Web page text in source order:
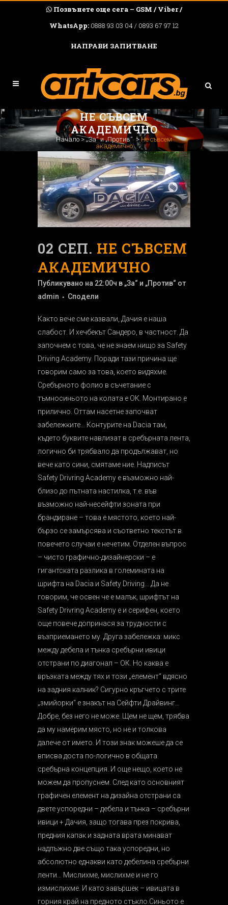
Позвънете още сега – GSM / Viber /
WhatsApp: 0888 93 03 04 / 0893 67 97 12
НАПРАВИ ЗАПИТВАНЕ
НЕ СЪВСЕМ
АКАДЕМИЧНО
Начало >„За“ и „Против“ >Не съвсем
академично
02 СЕП. НЕ СЪВСЕМ
АКАДЕМИЧНО
Публикувано на 22:00ч в „За“ и „Против“ от
admin
Сподели
Както вече сме казвали, Дачия е наша
слабост. И хечбекът Сандеро, в частност. Да
започнем с това, че не знаем нищо за Safety
Driving Academy. Поради тази причина ще
говорим само за това, което видяхме.
Сребърното фолио в съчетание с
тъмносиньото на колата е ОК. Монтирано е
прилично. Оттам насетне започват
забележките… Контурите на Dacia там,
където буквите навлизат в сребърната лента,
логично би трябвало да продължават, но
вече като сини, смятаме ние. Надписът
Safety Drivring Academy е възможно най-
близо до пътната настилка, т.е. във
възможно най-несейфти зоната при
брандиране – това е мястото, което най-
бързо се замърсява и съответно текстът в
повечето случаи е нечетим. Отделен въпрос
– чисто графично-дизайнерски – е
гигантската разлика в големината на
шрифта на Dacia и Safety Driving… Да не
говорим, че освен че е малък, шрифтът на
Safety Drivring Academy е и серифен, което
още повече допринася за трудности с
възприемането му. Друга забележка: микс
между дебела и тънка сребърни ивици
отстрани по диагонал – ОК. Но каква е
връзката между тях и този „елемент“ вдясно
на задния калник? Сигурно кръгчето с трите
„змийорки“ е знакът на Сейфти Драйвинг…
Добре, без него не може. Щем не щем, трябва
да му намерим място, но не и толкова
далече от името. И този знак можеше да се
вписва доста по-логично в общата
сребърна концепция. И още нещо, което не
можем да пропуснем. След като основният
графичен елемент на дизайна отстрани са
двете успоредни – дебела и тънка – сребърни
ивици + Дачия, защо тогава през покрива,
предния капак и задната врата минават
надлъжно две също така успоредни, но
абсолютно еднакви като дебелина сребърни
ленти… Мислихме, мислихме и не го
измислихме. И като завършек – ивицата в
горния край на предното стъкло.Синьото е